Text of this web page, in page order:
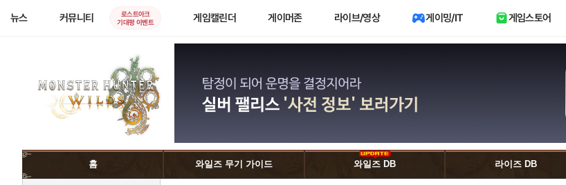
뉴스 커뮤니티
로스트아크
기대평 이벤트
게임캘린더 게이머존 라이브/영상 게이밍/IT 게임스토어
홈 와일즈 무기 가이드 와일즈 DB 라이즈 DB